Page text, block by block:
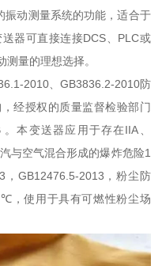
振动测量系统的功能，适合于
器可直接连接DCS、PLC或
量的理想选择。
2010、GB3836.2-2010防
经授权的质量监督检验部门
本变送器应用于存在IIA、
与空气混合形成的爆炸危险1
，GB12476.5-2013，粉尘防
，使用于具有可燃性粉尘场